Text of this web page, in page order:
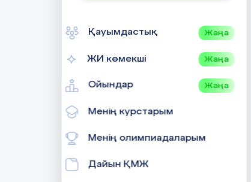
Қауымдастық Жаңа
ЖИ көмекші Жаңа
Ойындар Жаңа
Менің курстарым
Менің олимпиадаларым
Дайын ҚМЖ